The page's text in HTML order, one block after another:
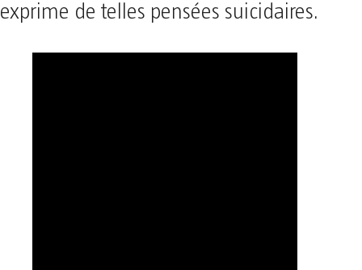
exprime de telles pensées suicidaires.